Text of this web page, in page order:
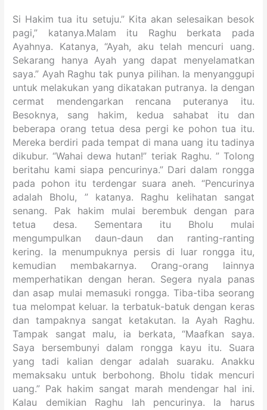
Si Hakim tua itu setuju.” Kita akan selesaikan besok
pagi,” katanya.Malam itu Raghu berkata pada
Ayahnya. Katanya, “Ayah, aku telah mencuri uang.
Sekarang hanya Ayah yang dapat menyelamatkan
saya.” Ayah Raghu tak punya pilihan. Ia menyanggupi
untuk melakukan yang dikatakan putranya. Ia dengan
cermat mendengarkan rencana puteranya itu.
Besoknya, sang hakim, kedua sahabat itu dan
beberapa orang tetua desa pergi ke pohon tua itu.
Mereka berdiri pada tempat di mana uang itu tadinya
dikubur. “Wahai dewa hutan!” teriak Raghu. ” Tolong
beritahu kami siapa pencurinya.” Dari dalam rongga
pada pohon itu terdengar suara aneh. “Pencurinya
adalah Bholu, ” katanya. Raghu kelihatan sangat
senang. Pak hakim mulai berembuk dengan para
tetua desa. Sementara itu Bholu mulai
mengumpulkan daun-daun dan ranting-ranting
kering. Ia menumpuknya persis di luar rongga itu,
kemudian membakarnya. Orang-orang lainnya
memperhatikan dengan heran. Segera nyala panas
dan asap mulai memasuki rongga. Tiba-tiba seorang
tua melompat keluar. Ia terbatuk-batuk dengan keras
dan tampaknya sangat ketakutan. Ia Ayah Raghu.
Tampak sangat malu, ia berkata, “Maafkan saya.
Saya bersembunyi dalam rongga kayu itu. Suara
yang tadi kalian dengar adalah suaraku. Anakku
memaksaku untuk berbohong. Bholu tidak mencuri
uang.” Pak hakim sangat marah mendengar hal ini.
Kalau demikian Raghu lah pencurinya. Ia harus